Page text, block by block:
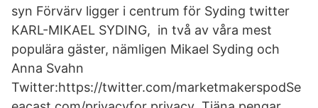
syn Förvärv ligger i centrum för Syding twitter
KARL-MIKAEL SYDING, in två av våra mest
populära gäster, nämligen Mikael Syding och
Anna Svahn
Twitter:https://twitter.com/marketmakerspodSe